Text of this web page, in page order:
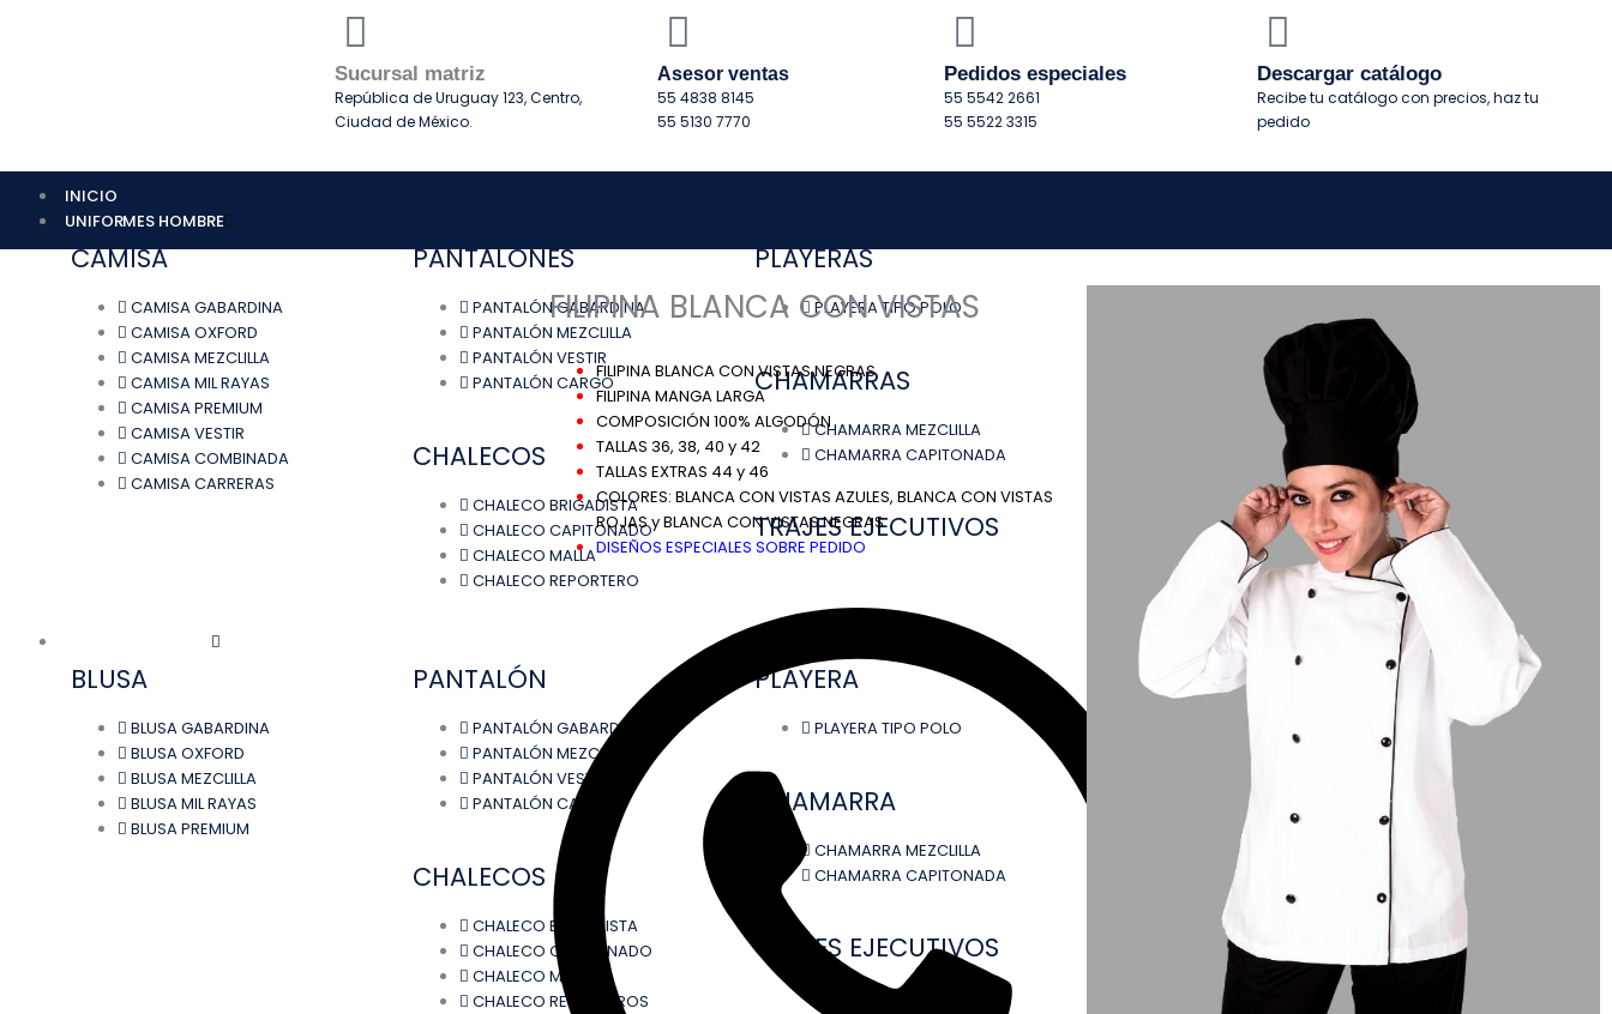
Sucursal matriz
República de Uruguay 123, Centro,
Ciudad de México.
Asesor ventas
55 4838 8145
55 5130 7770
Pedidos especiales
55 5542 2661
55 5522 3315
Descargar catálogo
Recibe tu catálogo con precios, haz tu
pedido
INICIO
UNIFORMES HOMBRE
CAMISA
CAMISA GABARDINA
CAMISA OXFORD
CAMISA MEZCLILLA
CAMISA MIL RAYAS
CAMISA PREMIUM
CAMISA VESTIR
CAMISA COMBINADA
CAMISA CARRERAS
PANTALONES
PANTALÓN GABARDINA
PANTALÓN MEZCLILLA
PANTALÓN VESTIR
PANTALÓN CARGO
CHALECOS
CHALECO BRIGADISTA
CHALECO CAPITONADO
CHALECO MALLA
CHALECO REPORTERO
PLAYERAS
PLAYERA TIPO POLO
CHAMARRAS
CHAMARRA MEZCLILLA
CHAMARRA CAPITONADA
TRAJES EJECUTIVOS
BLUSA
BLUSA GABARDINA
BLUSA OXFORD
BLUSA MEZCLILLA
BLUSA MIL RAYAS
BLUSA PREMIUM
PANTALÓN
PANTALÓN GABARDINA
PANTALÓN MEZCLILLA
PANTALÓN VESTIR
PANTALÓN CARGO
CHALECOS
CHALECO BRIGADISTA
CHALECO CAPITONADO
CHALECO MALLA
CHALECO REPORTEROS
PLAYERA
PLAYERA TIPO POLO
CHAMARRA
CHAMARRA MEZCLILLA
CHAMARRA CAPITONADA
TRAJES EJECUTIVOS
FILIPINA BLANCA CON VISTAS
FILIPINA BLANCA CON VISTAS NEGRAS
FILIPINA MANGA LARGA
COMPOSICIÓN 100% ALGODÓN
TALLAS 36, 38, 40 y 42
TALLAS EXTRAS 44 y 46
COLORES: BLANCA CON VISTAS AZULES, BLANCA CON VISTAS
ROJAS y BLANCA CON VISTAS NEGRAS
DISEÑOS ESPECIALES SOBRE PEDIDO